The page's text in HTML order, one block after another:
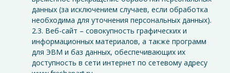
данных (за исключением случаев, если обработка
необходима для уточнения персональных данных).
2.3. Веб-сайт – совокупность графических и
информационных материалов, а также программ
для ЭВМ и баз данных, обеспечивающих их
доступность в сети интернет по сетевому адресу